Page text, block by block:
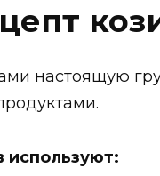
настоящую
используют: